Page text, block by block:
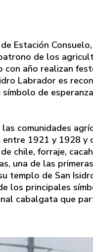
Estación
de los
año realizan
Labrador es
de
comunidades
1921 y 1928 y
chile, forraje,
una de las
templo de San
los principales
cabalgata que